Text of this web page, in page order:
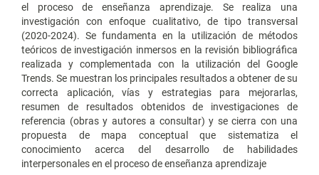
el proceso de enseñanza aprendizaje. Se realiza una
investigación con enfoque cualitativo, de tipo transversal
(2020-2024). Se fundamenta en la utilización de métodos
teóricos de investigación inmersos en la revisión bibliográfica
realizada y complementada con la utilización del Google
Trends. Se muestran los principales resultados a obtener de su
correcta aplicación, vías y estrategias para mejorarlas,
resumen de resultados obtenidos de investigaciones de
referencia (obras y autores a consultar) y se cierra con una
propuesta de mapa conceptual que sistematiza el
conocimiento acerca del desarrollo de habilidades
interpersonales en el proceso de enseñanza aprendizaje